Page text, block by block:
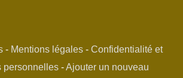
- Mentions légales- Confidentialité et
personnelles -Ajouter un nouveau